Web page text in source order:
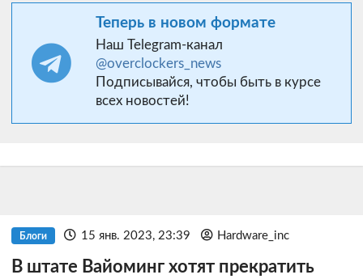
Теперь в новом формате
Наш Telegram-канал
@overclockers_news
Подписывайся, чтобы быть в курсе
всех новостей!
Блоги 15 янв. 2023, 23:39 Hardware_inc
В штате Вайоминг хотят прекратить